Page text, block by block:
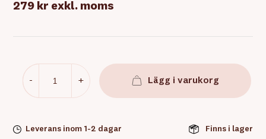
279 kr exkl. moms
- + Lägg i varukorg
Leverans inom 1-2 dagar Finns i lager